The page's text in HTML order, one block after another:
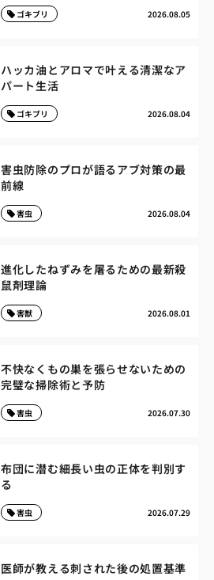
2026.08.05
ゴキブリ
ハッカ油とアロマで叶える清潔なア
パート生活
2026.08.04
ゴキブリ
害虫防除のプロが語るアブ対策の最
前線
2026.08.04
害虫
進化したねずみを屠るための最新殺
鼠剤理論
2026.08.01
害獣
不快なくもの巣を張らせないための
完璧な掃除術と予防
2026.07.30
害虫
布団に潜む細長い虫の正体を判別す
る
2026.07.29
害虫
医師が教える刺された後の処置基準